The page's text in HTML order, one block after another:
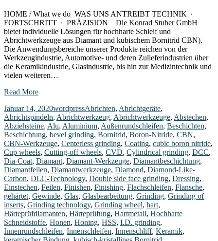
HOME / What we do WAS UNS ANTREIBT TECHNIK ∙
FORTSCHRITT ∙ PRÄZISION Die Konrad Stuber GmbH
bietet individuelle Lösungen für hochharte Schleif und
Abrichtwerkzeuge aus Diamant und kubischem Bornitrid CBN).
Die Anwendungsbereiche unserer Produkte reichen von der
Werkzeugindustrie, Automotive- und deren Zulieferindustrien über
die Keramikindustrie, Glasindustrie, bis hin zur Medizintechnik und
vielen weiteren…
Read More
Januar 14, 2020wordpressAbrichten, Abrichtgeräte,
Abrichtspindeln, Abrichtwerkzeug, Abrichtwerkzeuge, Abstechen,
Abziehsteine, Alu, Aluminium, Außenrundschleifen, Beschichten,
Beschichtung, bevel grinding, Bornitrid, Boron-Nitride, CBN,
CBN-Werkzeuge, Centerless grinding, Coating, cubic boron nitride,
Cup wheels, Cutting-off wheels, CVD, Cylindrical grinding, DCC,
Dia-Coat, Diamant, Diamant-Werkzeuge, Diamantbeschichtung,
Diamantfeilen, Diamantwerkzeuge, Diamond, Diamond-Like-
Carbon, DLC-Technology, Double side face grinding, Dressing,
Einstechen, Feilen, Finishen, Finishing, Flachschleifen, Flansche,
gehärtet, Gewinde, Glas, Glasbearbeitung, Grinding, Grinding of
inserts, Grinding technology, Grinding wheel, hart,
Härteprüfdiamanten, Härteprüfung, Hartmetall, Hochharte
Schneidstoffe, Honen, Honing, HSS, I.D. grinding,
Innenrundschleifen, Innenschleifen, Innenschliff, Keramik,